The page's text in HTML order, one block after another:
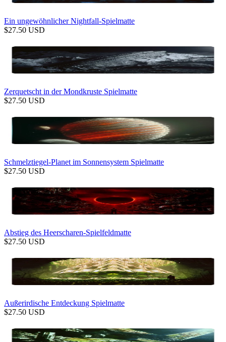
Ein ungewöhnlicher Nightfall-Spielmatte
$27.50 USD
Zerquetscht in der Mondkruste Spielmatte
$27.50 USD
Schmelztiegel-Planet im Sonnensystem Spielmatte
$27.50 USD
Abstieg des Heerscharen-Spielfeldmatte
$27.50 USD
Außerirdische Entdeckung Spielmatte
$27.50 USD